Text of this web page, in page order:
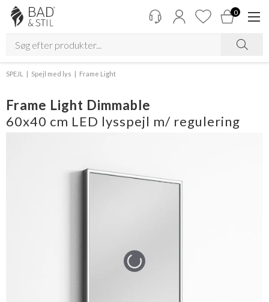
0
SPEJL Spejl med lys Frame Light
Frame Light Dimmable
60x40 cm LED lysspejl m/ regulering